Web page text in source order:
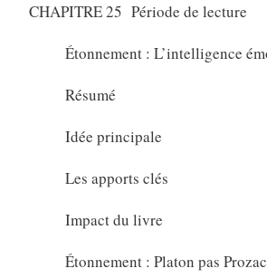
CHAPITRE 25 Période de lecture
Étonnement : L’intelligence
Résumé
Idée principale
Les apports clés
Impact du livre
Étonnement : Platon pas Prozac